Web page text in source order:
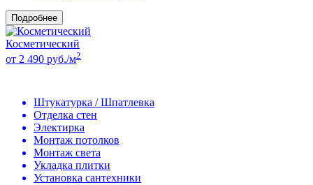
Подробнее
Косметический
от 2 490 руб./м2
Штукатурка / Шпатлевка
Отделка стен
Электирка
Монтаж потолков
Монтаж света
Укладка плитки
Установка сантехники